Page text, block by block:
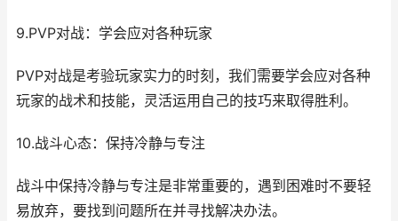
9.PVP对战：学会应对各种玩家
PVP对战是考验玩家实力的时刻，我们需要学会应对各种
玩家的战术和技能，灵活运用自己的技巧来取得胜利。
10.战斗心态：保持冷静与专注
战斗中保持冷静与专注是非常重要的，遇到困难时不要轻
易放弃，要找到问题所在并寻找解决办法。